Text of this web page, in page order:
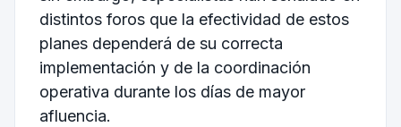
distintos foros que la efectividad de estos
planes dependerá de su correcta
implementación y de la coordinación
operativa durante los días de mayor
afluencia.